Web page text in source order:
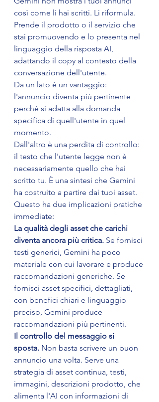
così come li hai scritti. Li riformula.
Prende il prodotto o il servizio che
stai promuovendo e lo presenta nel
linguaggio della risposta AI,
adattando il copy al contesto della
conversazione dell'utente.
Da un lato è un vantaggio:
l'annuncio diventa più pertinente
perché si adatta alla domanda
specifica di quell'utente in quel
momento.
Dall'altro è una perdita di controllo:
il testo che l'utente legge non è
necessariamente quello che hai
scritto tu. È una sintesi che Gemini
ha costruito a partire dai tuoi asset.
Questo ha due implicazioni pratiche
immediate:
La qualità degli asset che carichi
diventa ancora più critica. Se fornisci
testi generici, Gemini ha poco
materiale con cui lavorare e produce
raccomandazioni generiche. Se
fornisci asset specifici, dettagliati,
con benefici chiari e linguaggio
preciso, Gemini produce
raccomandazioni più pertinenti.
Il controllo del messaggio si
sposta. Non basta scrivere un buon
annuncio una volta. Serve una
strategia di asset continua, testi,
immagini, descrizioni prodotto, che
alimenta l'AI con informazioni di